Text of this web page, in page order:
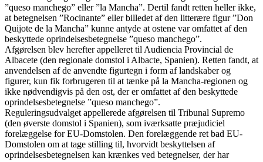
”queso manchego” eller ”la Mancha”. Dertil fandt retten heller ikke,
at betegnelsen ”Rocinante” eller billedet af den litterære figur ”Don
Quijote de la Mancha” kunne antyde at ostene var omfattet af den
beskyttede oprindelsesbetegnelse ”queso manchego”.
Afgørelsen blev herefter appelleret til Audiencia Provincial de
Albacete (den regionale domstol i Albacte, Spanien). Retten fandt, at
anvendelsen af de anvendte figurtegn i form af landskaber og
figurer, kun fik forbrugeren til at tænke på la Mancha-regionen og
ikke nødvendigvis på den ost, der er omfattet af den beskyttede
oprindelsesbetegnelse ”queso manchego”.
Reguleringsudvalget appellerede afgørelsen til Tribunal Supremo
(den øverste domstol i Spanien), som iværksatte præjudiciel
forelæggelse for EU-Domstolen. Den forelæggende ret bad EU-
Domstolen om at tage stilling til, hvorvidt beskyttelsen af
oprindelsesbetegnelsen kan krænkes ved betegnelser, der har